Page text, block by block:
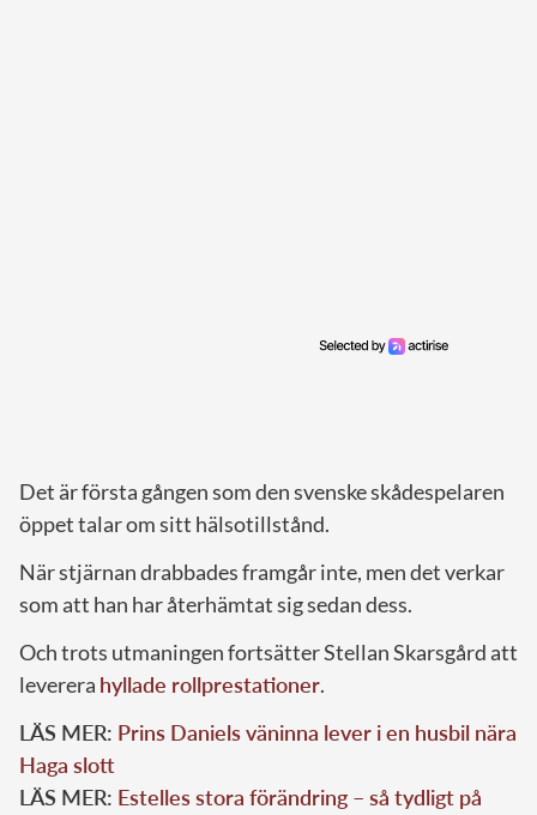
Det är första gången som den svenske skådespelaren
öppet talar om sitt hälsotillstånd.
När stjärnan drabbades framgår inte, men det verkar
som att han har återhämtat sig sedan dess.
Och trots utmaningen fortsätter Stellan Skarsgård att
leverera hyllade rollprestationer.
LÄS MER: Prins Daniels väninna lever i en husbil nära
Haga slott
LÄS MER: Estelles stora förändring – så tydligt på